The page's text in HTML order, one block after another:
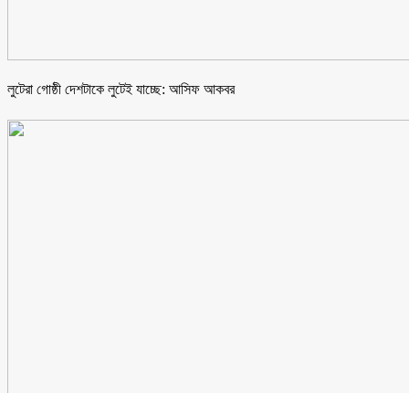
লুটেরা গোষ্ঠী দেশটাকে লুটেই যাচ্ছে: আসিফ আকবর